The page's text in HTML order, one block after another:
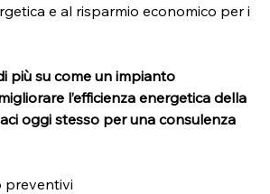
e al risparmio economico per i
più su come un impianto
l’efficienza energetica della
oggi stesso per una consulenza
preventivi